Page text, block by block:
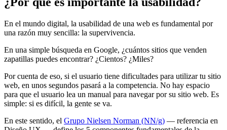
En el mundo digital, la usabilidad de una web es fundamental por
una razón muy sencilla: la supervivencia.
En una simple búsqueda en Google, ¿cuántos sitios que venden
zapatillas puedes encontrar? ¿Cientos? ¿Miles?
Por cuenta de eso, si el usuario tiene dificultades para utilizar tu sitio
web, en unos segundos pasará a la competencia. No hay espacio
para que el usuario lea un manual para navegar por su sitio web. Es
simple: si es difícil, la gente se va.
En este sentido, el Grupo Nielsen Norman (NN/g) — referencia en